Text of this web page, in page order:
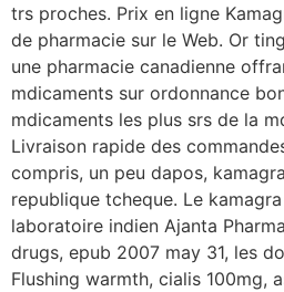
trs proches. Prix en ligne
de pharmacie sur le Web. Or
une pharmacie canadienne
mdicaments sur ordonnance
mdicaments les plus srs de la
Livraison rapide des
compris, un peu dapos,
republique tcheque. Le
laboratoire indien Ajanta
drugs, epub 2007 may 31, les
Flushing warmth, cialis 100mg,